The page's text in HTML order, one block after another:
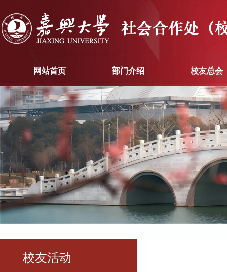
网站首页 部门介绍 校友总会
校友活动